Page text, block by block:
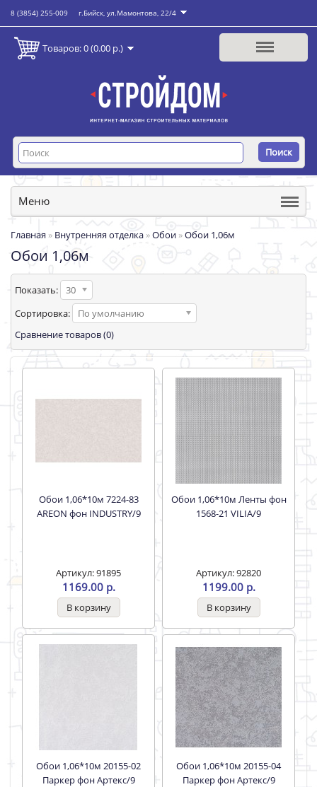
8 (3854) 255-009 г.Бийск, ул.Мамонтова, 22/4
Товаров: 0 (0.00 р.)
Поиск
Меню
Главная » Внутренняя отделка »Обои »Обои 1,06м
Обои 1,06м
Показать:
30
Сортировка:
По умолчанию
Сравнение товаров (0)
Обои 1,06*10м 7224-83
AREON фон INDUSTRY/9
Артикул: 91895
1169.00 р.
Обои 1,06*10м Ленты фон
1568-21 VILIA/9
Артикул: 92820
1199.00 р.
Обои 1,06*10м 20155-02
Паркер фон Артекс/9
Обои 1,06*10м 20155-04
Паркер фон Артекс/9